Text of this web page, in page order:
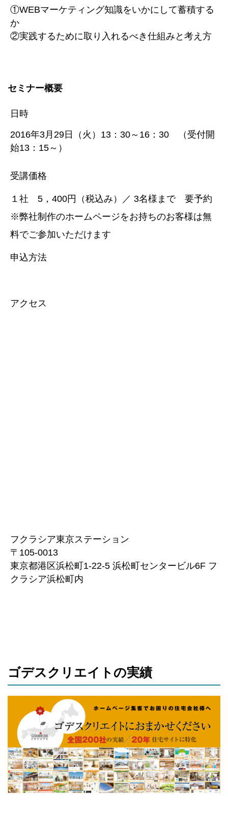
①WEBマーケティング知識をいかにして蓄積する
か
②実践するために取り入れるべき仕組みと考え方
セミナー概要
日時
2016年3月29日（火）13：30～16：30 （受付開
始13：15～）
受講価格
１社 5，400円（税込み）／ 3名様まで 要予約
※弊社制作のホームページをお持ちのお客様は無
料でご参加いただけます
申込方法
アクセス
フクラシア東京ステーション
〒105-0013
東京都港区浜松町1-22-5 浜松町センタービル6F フ
クラシア浜松町内
ゴデスクリエイトの実績